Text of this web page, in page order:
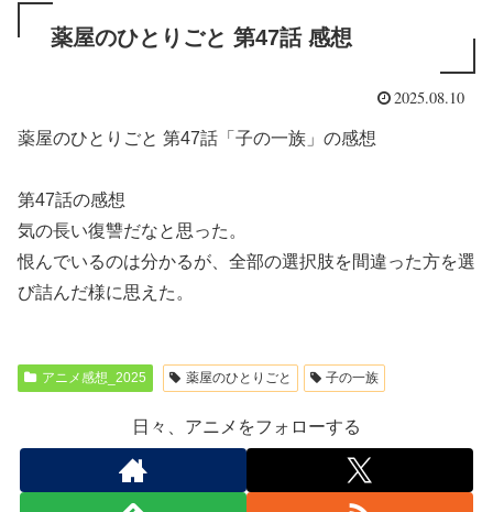
薬屋のひとりごと 第47話 感想
2025.08.10
薬屋のひとりごと 第47話「子の一族」の感想
第47話の感想
気の長い復讐だなと思った。
恨んでいるのは分かるが、全部の選択肢を間違った方を選
び詰んだ様に思えた。
アニメ感想_2025 薬屋のひとりごと 子の一族
日々、アニメをフォローする